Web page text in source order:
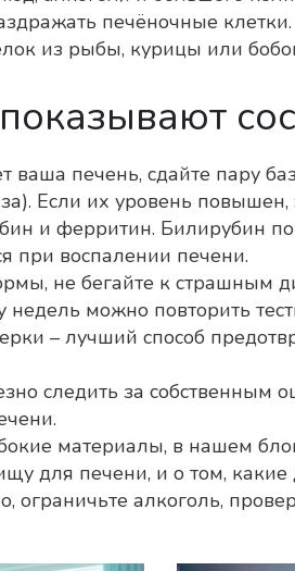
печёночные клетки.
из рыбы, курицы или
ваша печень, сдайте
Если их уровень повышен,
и ферритин. Билирубин
при воспалении печени.
не бегайте к страшным
можно повторить
– лучший способ
следить за собственным
материалы, в нашем
для печени, и о том,
ограничьте алкоголь,